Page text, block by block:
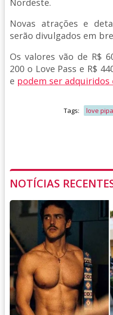
Nordeste.
Novas atrações e
serão divulgados em
Os valores vão de R$
200 o Love Pass e R$
e podem ser adquiridos
Tags: love pipa
NOTÍCIAS